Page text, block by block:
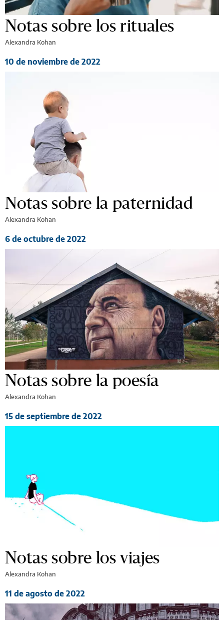
Notas sobre los rituales
Alexandra Kohan
10 de noviembre de 2022
Notas sobre la paternidad
Alexandra Kohan
6 de octubre de 2022
Notas sobre la poesía
Alexandra Kohan
15 de septiembre de 2022
Notas sobre los viajes
Alexandra Kohan
11 de agosto de 2022